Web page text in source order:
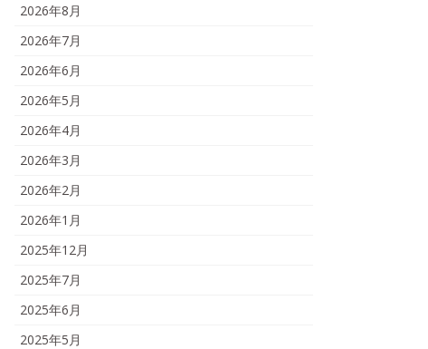
2026年8月
2026年7月
2026年6月
2026年5月
2026年4月
2026年3月
2026年2月
2026年1月
2025年12月
2025年7月
2025年6月
2025年5月